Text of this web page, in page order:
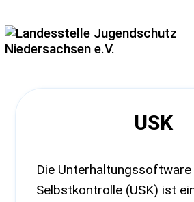
USK
Die Unterhaltungssoftware
Selbstkontrolle (USK) ist